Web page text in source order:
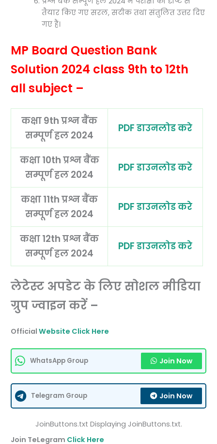
तैयार किए गए सरल, सटीक तथा संतुलित उत्तर दिए
गए हैं।
MP Board Question Bank
Solution 2024 class 9th to 12th
all subject –
कक्षा 9th प्रश्न बैंक
सम्पूर्ण हल 2024
PDF डाउनलोड करे
कक्षा 10th प्रश्न बैंक
सम्पूर्ण हल 2024
PDF डाउनलोड करे
कक्षा 11th प्रश्न बैंक
सम्पूर्ण हल 2024
PDF डाउनलोड करे
कक्षा 12th प्रश्न बैंक
सम्पूर्ण हल 2024
PDF डाउनलोड करे
लेटेस्ट अपडेट के लिए सोशल मीडिया
ग्रुप ज्वाइन करें –
OfficialWebsite Click Here
WhatsApp Group Join Now
Telegram Group Join Now
JoinButtons.txt Displaying JoinButtons.txt.
Join TeLegram Click Here